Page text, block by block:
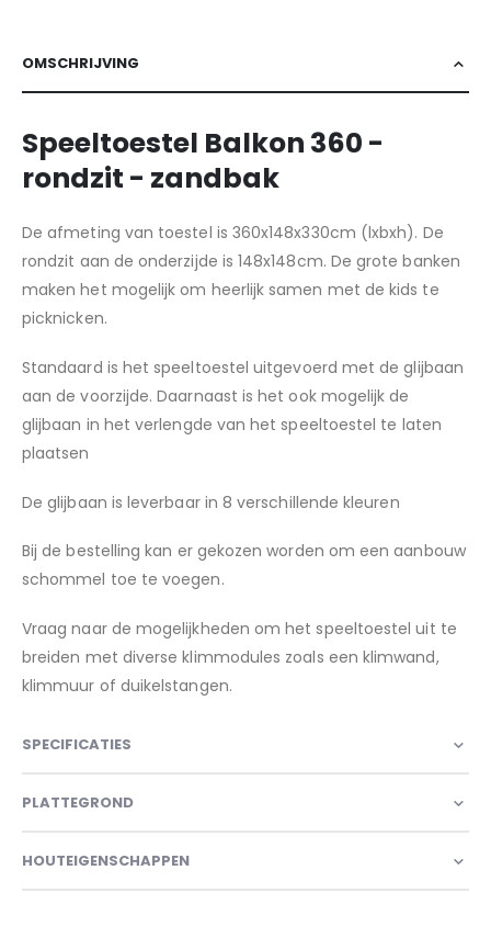
OMSCHRIJVING
Speeltoestel Balkon 360 -
rondzit - zandbak
De afmeting van toestel is 360x148x330cm (lxbxh). De
rondzit aan de onderzijde is 148x148cm. De grote banken
maken het mogelijk om heerlijk samen met de kids te
picknicken.
Standaard is het speeltoestel uitgevoerd met de glijbaan
aan de voorzijde. Daarnaast is het ook mogelijk de
glijbaan in het verlengde van het speeltoestel te laten
plaatsen
De glijbaan is leverbaar in 8 verschillende kleuren
Bij de bestelling kan er gekozen worden om een aanbouw
schommel toe te voegen.
Vraag naar de mogelijkheden om het speeltoestel uit te
breiden met diverse klimmodules zoals een klimwand,
klimmuur of duikelstangen.
SPECIFICATIES
PLATTEGROND
HOUTEIGENSCHAPPEN